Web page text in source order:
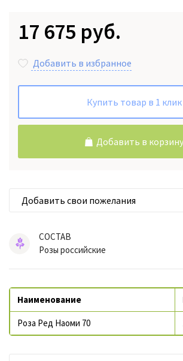
17 675 руб.
Добавить в избранное
Купить товар в 1 клик
Добавить в корзину
Добавить свои пожелания
СОСТАВ
Розы российские
Наименование
Роза Ред Наоми 70